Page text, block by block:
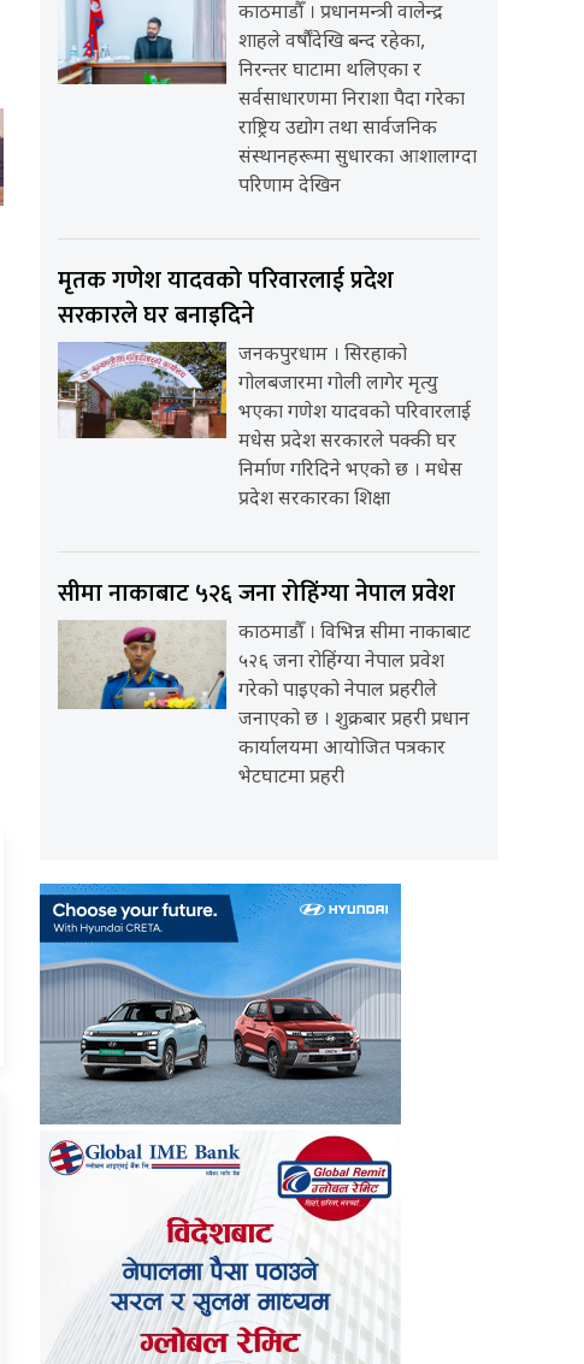
काठमाडौँ । प्रधानमन्त्री वालेन्द्र
शाहले वर्षौंदेखि बन्द रहेका,
निरन्तर घाटामा थलिएका र
सर्वसाधारणमा निराशा पैदा गरेका
राष्ट्रिय उद्योग तथा सार्वजनिक
संस्थानहरूमा सुधारका आशालाग्दा
परिणाम देखिन
मृतक गणेश यादवको परिवारलाई प्रदेश
सरकारले घर बनाइदिने
जनकपुरधाम । सिरहाको
गोलबजारमा गोली लागेर मृत्यु
भएका गणेश यादवको परिवारलाई
मधेस प्रदेश सरकारले पक्की घर
निर्माण गरिदिने भएको छ । मधेस
प्रदेश सरकारका शिक्षा
सीमा नाकाबाट ५२६ जना रोहिंग्या नेपाल प्रवेश
काठमाडौँ । विभिन्न सीमा नाकाबाट
५२६ जना रोहिंग्या नेपाल प्रवेश
गरेको पाइएको नेपाल प्रहरीले
जनाएको छ । शुक्रबार प्रहरी प्रधान
कार्यालयमा आयोजित पत्रकार
भेटघाटमा प्रहरी